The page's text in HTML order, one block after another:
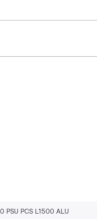
PCS L1500 ALU